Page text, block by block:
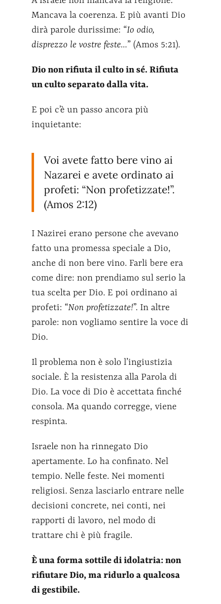
Mancava la coerenza. E più avanti Dio
dirà parole durissime: “Io odio,
disprezzo le vostre feste…” (Amos 5:21).
Dio non rifiuta il culto in sé. Rifiuta
un culto separato dalla vita.
E poi c’è un passo ancora più
inquietante:
Voi avete fatto bere vino ai
Nazarei e avete ordinato ai
profeti: “Non profetizzate!”.
(Amos 2:12)
I Nazirei erano persone che avevano
fatto una promessa speciale a Dio,
anche di non bere vino. Farli bere era
come dire: non prendiamo sul serio la
tua scelta per Dio. E poi ordinano ai
profeti: “Non profetizzate!”. In altre
parole: non vogliamo sentire la voce di
Dio.
Il problema non è solo l’ingiustizia
sociale. È la resistenza alla Parola di
Dio. La voce di Dio è accettata finché
consola. Ma quando corregge, viene
respinta.
Israele non ha rinnegato Dio
apertamente. Lo ha confinato. Nel
tempio. Nelle feste. Nei momenti
religiosi. Senza lasciarlo entrare nelle
decisioni concrete, nei conti, nei
rapporti di lavoro, nel modo di
trattare chi è più fragile.
È una forma sottile di idolatria: non
rifiutare Dio, ma ridurlo a qualcosa
di gestibile.